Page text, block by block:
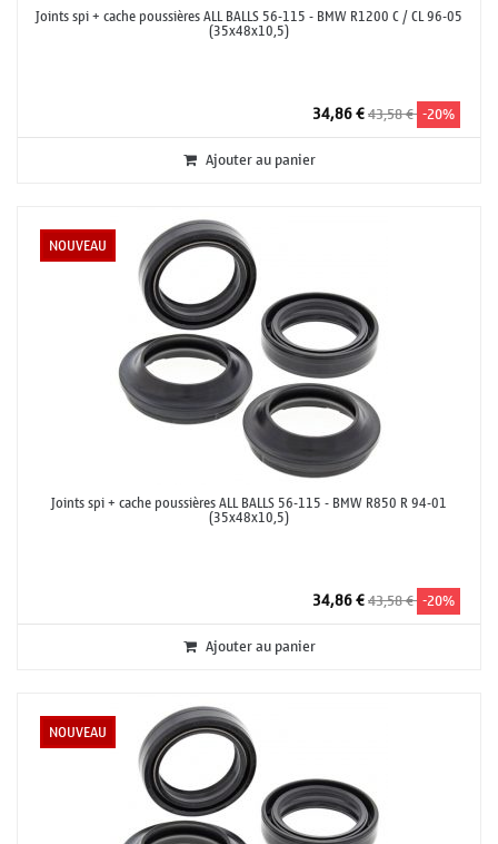
Joints spi + cache poussières ALL BALLS 56-115 - BMW R1200 C / CL 96-05
(35x48x10,5)
34,86 €43,58 € -20%
Ajouter au panier
NOUVEAU
Joints spi + cache poussières ALL BALLS 56-115 - BMW R850 R 94-01
(35x48x10,5)
34,86 €43,58 € -20%
Ajouter au panier
NOUVEAU